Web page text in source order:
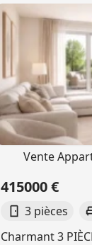
Vente
415000 €
3 pièces
Charmant 3